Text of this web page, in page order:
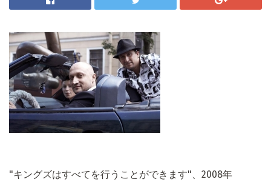
"キングズはすべてを行うことができます"、2008年